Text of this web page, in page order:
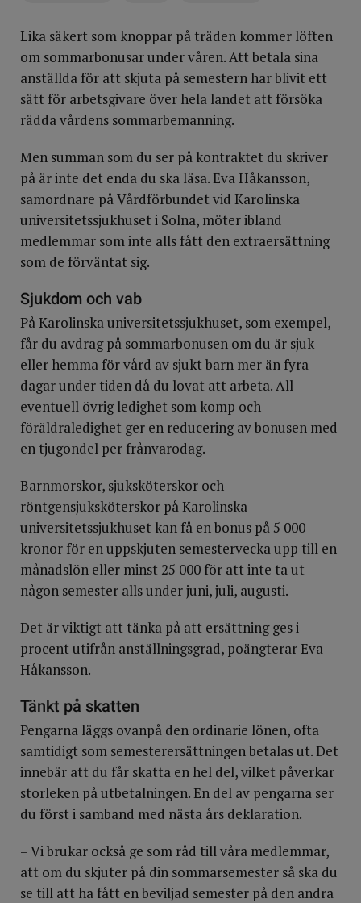
Lika säkert som knoppar på träden kommer löften
om sommarbonusar under våren. Att betala sina
anställda för att skjuta på semestern har blivit ett
sätt för arbetsgivare över hela landet att försöka
rädda vårdens sommarbemanning.
Men summan som du ser på kontraktet du skriver
på är inte det enda du ska läsa. Eva Håkansson,
samordnare på Vårdförbundet vid Karolinska
universitetssjukhuset i Solna, möter ibland
medlemmar som inte alls fått den extraersättning
som de förväntat sig.
Sjukdom och vab
På Karolinska universitetssjukhuset, som exempel,
får du avdrag på sommarbonusen om du är sjuk
eller hemma för vård av sjukt barn mer än fyra
dagar under tiden då du lovat att arbeta. All
eventuell övrig ledighet som komp och
föräldraledighet ger en reducering av bonusen med
en tjugondel per frånvarodag.
Barnmorskor, sjuksköterskor och
röntgensjuksköterskor på Karolinska
universitetssjukhuset kan få en bonus på 5 000
kronor för en uppskjuten semestervecka upp till en
månadslön eller minst 25 000 för att inte ta ut
någon semester alls under juni, juli, augusti.
Det är viktigt att tänka på att ersättning ges i
procent utifrån anställningsgrad, poängterar Eva
Håkansson.
Tänkt på skatten
Pengarna läggs ovanpå den ordinarie lönen, ofta
samtidigt som semesterersättningen betalas ut. Det
innebär att du får skatta en hel del, vilket påverkar
storleken på utbetalningen. En del av pengarna ser
du först i samband med nästa års deklaration.
– Vi brukar också ge som råd till våra medlemmar,
att om du skjuter på din sommarsemester så ska du
se till att ha fått en beviljad semester på den andra